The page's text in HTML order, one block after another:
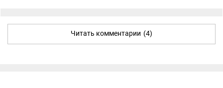
Читать комментарии (4)